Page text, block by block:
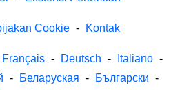
Cookie - Kontak
Français - Deutsch - Italiano -
- Беларуская - Български -